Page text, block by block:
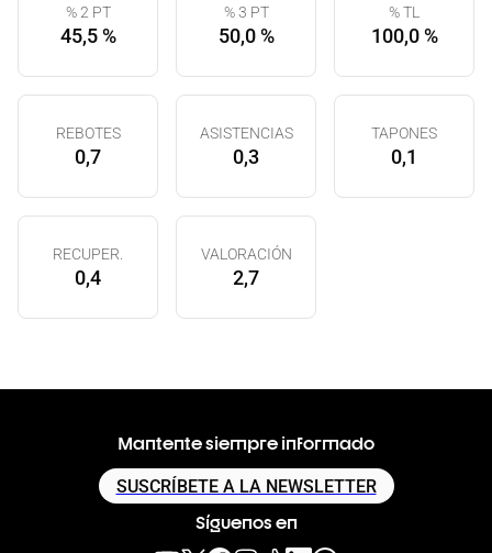
% 2 PT
45,5 %
% 3 PT
50,0 %
% TL
100,0 %
REBOTES
0,7
ASISTENCIAS
0,3
TAPONES
0,1
RECUPER.
0,4
VALORACIÓN
2,7
Mantente siempre informado
SUSCRÍBETE A LA NEWSLETTER
Síguenos en